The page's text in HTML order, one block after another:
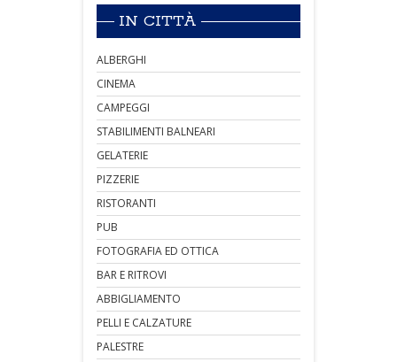
IN CITTÀ
ALBERGHI
CINEMA
CAMPEGGI
STABILIMENTI BALNEARI
GELATERIE
PIZZERIE
RISTORANTI
PUB
FOTOGRAFIA ED OTTICA
BAR E RITROVI
ABBIGLIAMENTO
PELLI E CALZATURE
PALESTRE